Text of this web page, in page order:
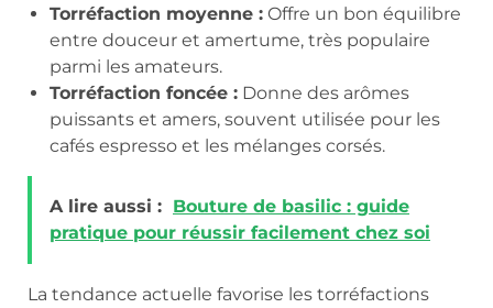
Torréfaction moyenne : Offre un bon équilibre
entre douceur et amertume, très populaire
parmi les amateurs.
Torréfaction foncée : Donne des arômes
puissants et amers, souvent utilisée pour les
cafés espresso et les mélanges corsés.
A lire aussi : Bouture de basilic : guide
pratique pour réussir facilement chez soi
La tendance actuelle favorise les torréfactions